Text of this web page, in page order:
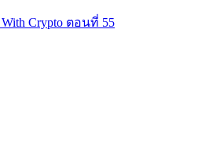
Crypto ตอนที่ 55